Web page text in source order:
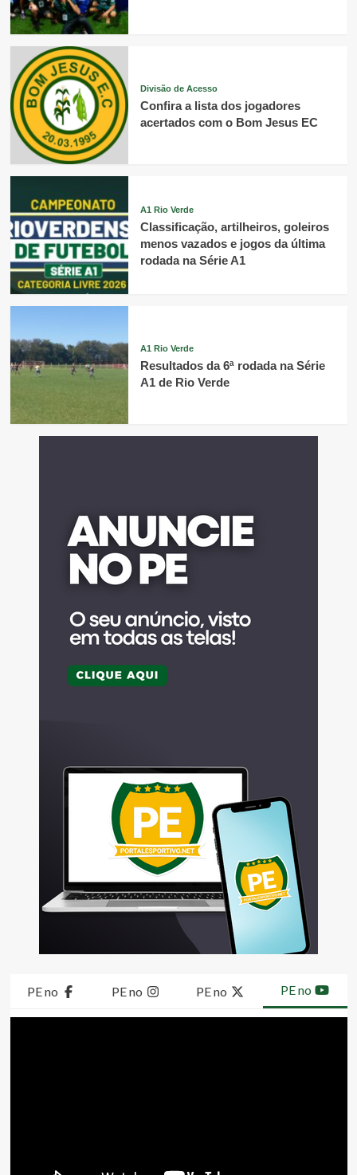
Divisão de Acesso
Confira a lista dos jogadores
acertados com o Bom Jesus EC
A1 Rio Verde
Classificação, artilheiros, goleiros
menos vazados e jogos da última
rodada na Série A1
A1 Rio Verde
Resultados da 6ª rodada na Série
A1 de Rio Verde
PE no PE no PE no PE no